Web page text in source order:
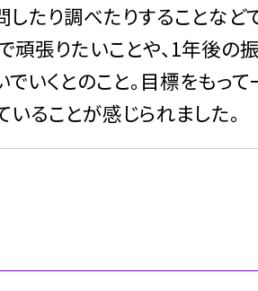
たり調べたりすることなどで
頑張りたいことや、1年後
いくとのこと。目標をもっ
ることが感じられました。